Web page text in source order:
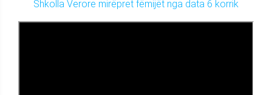
Shkolla Verore mirëpret fëmijët nga data 6 korrik